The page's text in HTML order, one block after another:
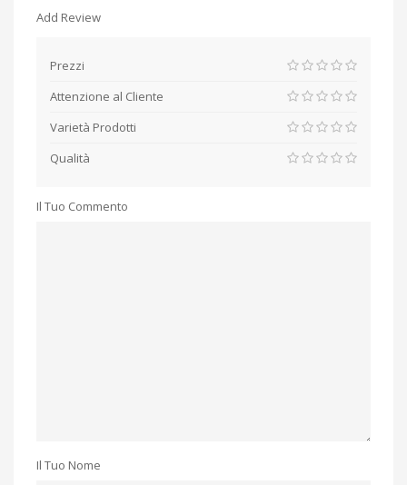
Add Review
Prezzi
Attenzione al Cliente
Varietà Prodotti
Qualità
Il Tuo Commento
Il Tuo Nome